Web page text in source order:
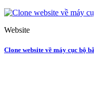
Website
Clone website về máy cục bộ